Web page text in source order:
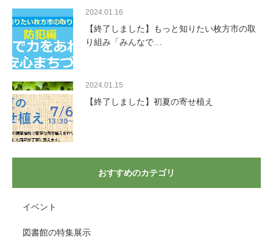
2024.01.16
【終了しました】もっと知りたい枚方市の取
り組み「みんなで…
2024.01.15
【終了しました】初夏の寄せ植え
おすすめのカテゴリ
イベント
図書館の特集展示